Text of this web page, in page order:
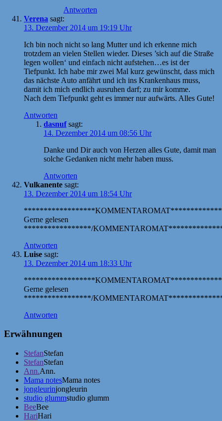
Antworten
Verena sagt:
13. Dezember 2014 um 19:19 Uhr
Ich bin noch nicht so lang Mutter und ich erkenne mich
trotzdem an vielen Stellen wieder. Dieses ’sich auf die Straße
legen wollen‘ und einfach nicht aufstehen…es ist der
Tiefpunkt. Ich habe mir zwei Mal kurz gewünscht, dass mich
das nächste Auto anfährt und ich ins Krankenhaus muss,
damit ich mich endlich ausruhen darf; zu mir komme.
Nach dem Tiefpunkt geht es immer nur aufwärts. Alles Gute!
Antworten
dasnuf sagt:
14. Dezember 2014 um 08:56 Uhr
Danke und Dir auch von Herzen alles Gute, damit man
solche Gedanken nicht mehr haben muss.
Antworten
Vulkanente sagt:
13. Dezember 2014 um 18:54 Uhr
Gerne gelesen
*****************/
Antworten
Luise sagt:
13. Dezember 2014 um 18:33 Uhr
Gerne gelesen
*****************/
Antworten
Erwähnungen
StefanStefan
StefanStefan
Ann.Ann.
Mama notesMama notes
jongleurinjongleurin
studio glummstudio glumm
BeeBee
HariHari